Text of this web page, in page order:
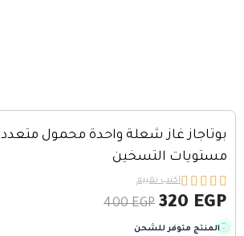
بوتاجاز غاز شعلة واحدة محمول متعدد
مستويات التسخين




اكتب تقييم
400EGP 320 EGP
المنتج متوفر للشحن